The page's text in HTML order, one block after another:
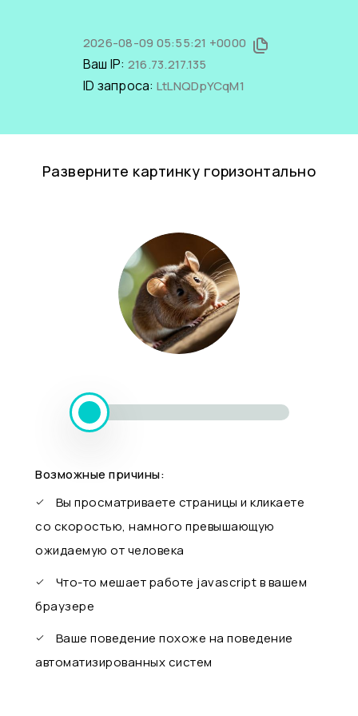
2026-08-09 05:55:21 +0000
Ваш IP: 216.73.217.135
ID запроса: LtLNQDpYCqM1
Разверните картинку горизонтально
Возможные причины:
Вы просматриваете страницы и кликаете
со скоростью, намного превышающую
ожидаемую от человека
Что-то мешает работе javascript в вашем
браузере
Ваше поведение похоже на поведение
автоматизированных систем